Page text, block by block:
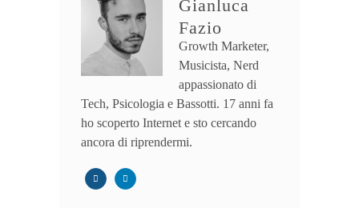
Gianluca
Fazio
Growth Marketer,
Musicista, Nerd
appassionato di
Tech, Psicologia e Bassotti. 17 anni fa
ho scoperto Internet e sto cercando
ancora di riprendermi.